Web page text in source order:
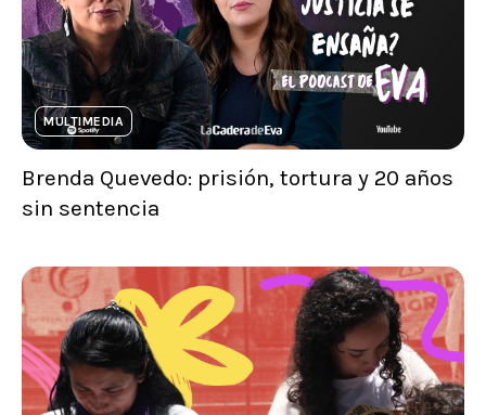
MULTIMEDIA
Brenda Quevedo: prisión, tortura y 20 años
sin sentencia